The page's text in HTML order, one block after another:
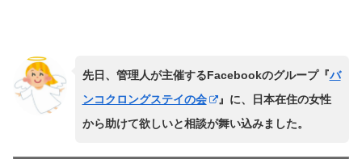
先日、管理人が主催するFacebookのグループ『バ
ンコクロングステイの会
』に、日本在住の女性
から助けて欲しいと相談が舞い込みました。